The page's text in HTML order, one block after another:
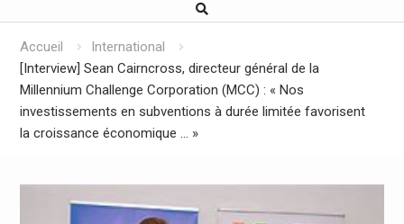
Accueil
International
[Interview] Sean Cairncross, directeur général de la
Millennium Challenge Corporation (MCC) : « Nos
investissements en subventions à durée limitée favorisent
la croissance économique … »